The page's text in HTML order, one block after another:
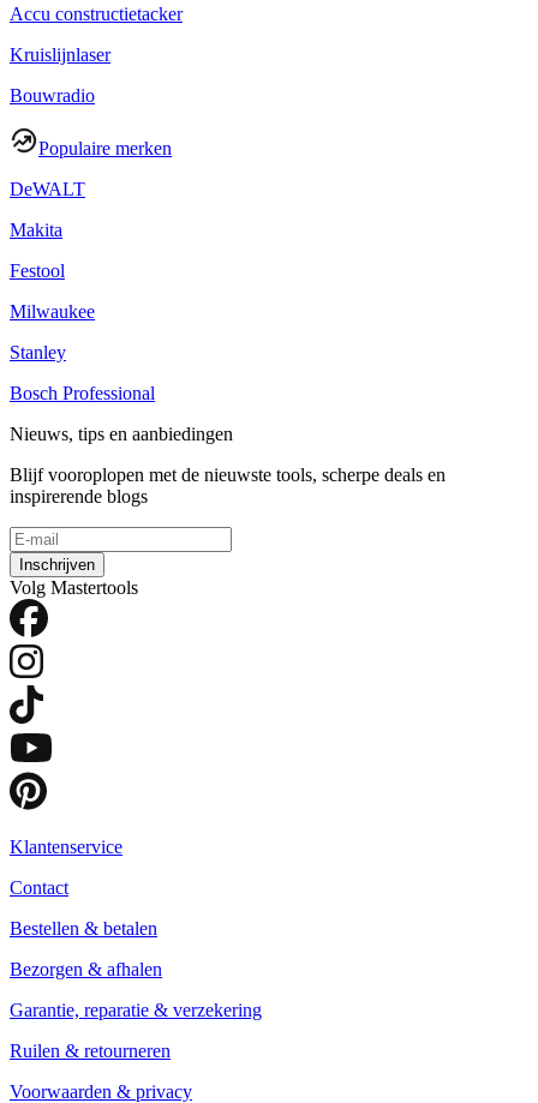
Accu constructietacker
Kruislijnlaser
Bouwradio
Populaire merken
DeWALT
Makita
Festool
Milwaukee
Stanley
Bosch Professional
Nieuws, tips en aanbiedingen
Blijf vooroplopen met de nieuwste tools, scherpe deals en
inspirerende blogs
Inschrijven
Volg Mastertools
Klantenservice
Contact
Bestellen & betalen
Bezorgen & afhalen
Garantie, reparatie & verzekering
Ruilen & retourneren
Voorwaarden & privacy